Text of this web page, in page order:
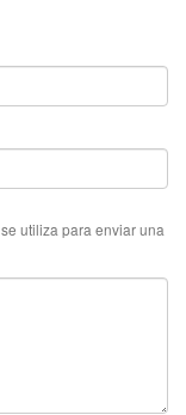
el
Q -
Q - molinillo de
preguntas
añádala al foro